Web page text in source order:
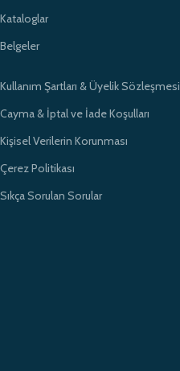
Kataloglar
Belgeler
Kullanım Şartları & Üyelik Sözleşmesi
Cayma & İptal ve İade Koşulları
Kişisel Verilerin Korunması
Çerez Politikası
Sıkça Sorulan Sorular